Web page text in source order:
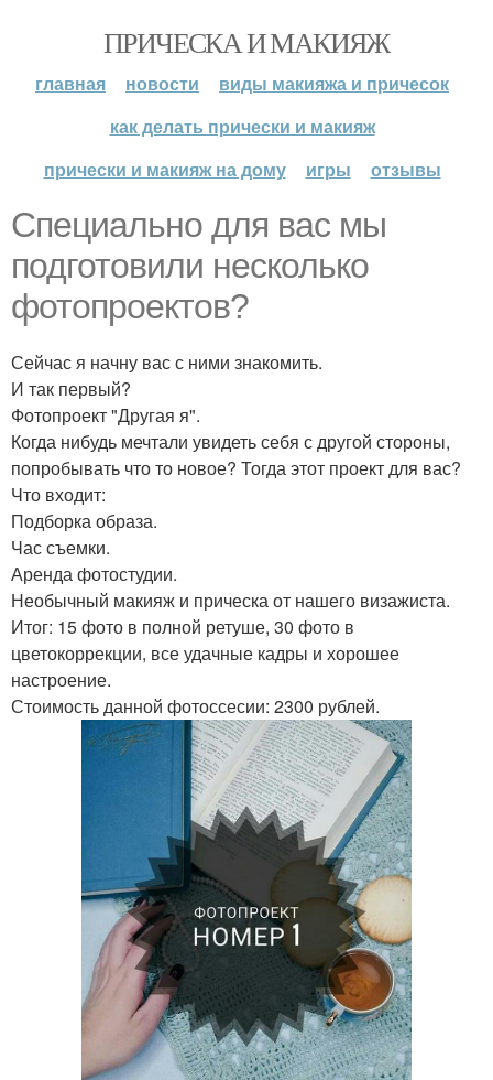
ПРИЧЕСКА И МАКИЯЖ
главная новости
виды макияжа и причесок
как делать прически и макияж
прически и макияж на дому
игры отзывы
Специально для вас мы
подготовили несколько
фотопроектов?
Сейчас я начну вас с ними знакомить.
И так первый?
Фотопроект "Другая я".
Когда нибудь мечтали увидеть себя с другой стороны,
попробывать что то новое? Тогда этот проект для вас?
Что входит:
Подборка образа.
Час съемки.
Аренда фотостудии.
Необычный макияж и прическа от нашего визажиста.
Итог: 15 фото в полной ретуше, 30 фото в
цветокоррекции, все удачные кадры и хорошее
настроение.
Стоимость данной фотоссесии: 2300 рублей.